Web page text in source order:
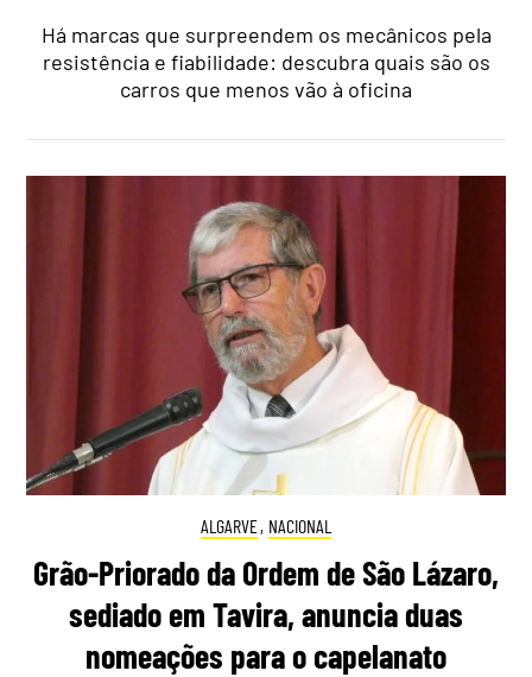
Há marcas que surpreendem os mecânicos pela
resistência e fiabilidade: descubra quais são os
carros que menos vão à oficina
ALGARVE, NACIONAL
Grão-Priorado da Ordem de São Lázaro,
sediado em Tavira, anuncia duas
nomeações para o capelanato